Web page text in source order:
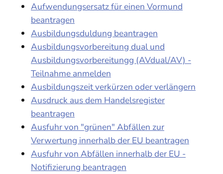
Aufwendungsersatz für einen Vormund
beantragen
Ausbildungsduldung beantragen
Ausbildungsvorbereitung dual und
Ausbildungsvorbereitungg (AVdual/AV) -
Teilnahme anmelden
Ausbildungszeit verkürzen oder verlängern
Ausdruck aus dem Handelsregister
beantragen
Ausfuhr von "grünen" Abfällen zur
Verwertung innerhalb der EU beantragen
Ausfuhr von Abfällen innerhalb der EU -
Notifizierung beantragen